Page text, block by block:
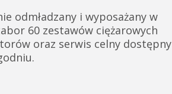
odmładzany i wyposażany w
60 zestawów ciężarowych
oraz serwis celny dostępny